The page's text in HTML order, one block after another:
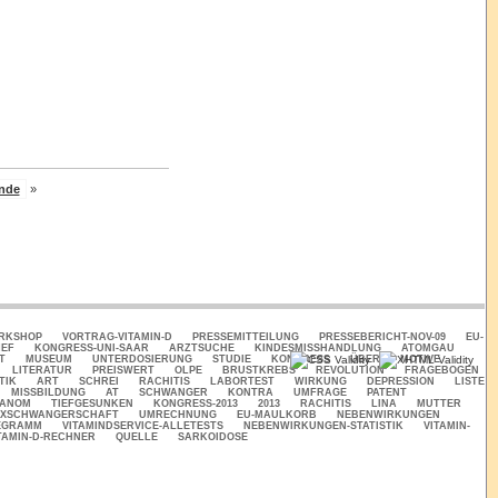
»
VORTRAG-VITAMIN-D PRESSEMITTEILUNG PRESSEBERICHT-NOV-09
EU-
KONGRESS-UNI-SAAR ARZTSUCHE KINDESMISSHANDLUNG
ATOMGAU
MUSEUM UNTERDOSIERUNG STUDIE KONGRESS ÜBER
MOTIVE
LITERATUR PREISWERT OLPE BRUSTKREBS REVOLUTION
FRAGEBOGEN
ART SCHREI RACHITIS LABORTEST WIRKUNG DEPRESSION
LISTE
MISSBILDUNG AT SCHWANGER KONTRA UMFRAGE
PATENT
TIEFGESUNKEN KONGRESS-2013 2013 RACHITIS LINA
MUTTER
UMRECHNUNG EU-MAULKORB
NEBENWIRKUNGEN
VITAMINDSERVICE-ALLETESTS NEBENWIRKUNGEN-STATISTIK
VITAMIN-
D-RECHNER QUELLE SARKOIDOSE